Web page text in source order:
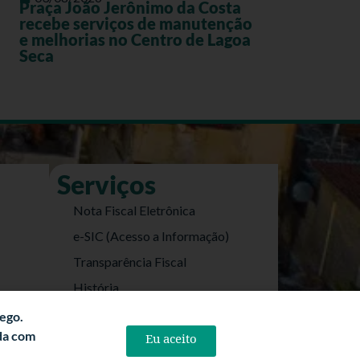
Praça João Jerônimo da Costa
recebe serviços de manutenção
e melhorias no Centro de Lagoa
Seca
Serviços
Nota Fiscal Eletrônica
e-SIC (Acesso a Informação)
Transparência Fiscal
História
Politica de Privacidade
com
Eu aceito